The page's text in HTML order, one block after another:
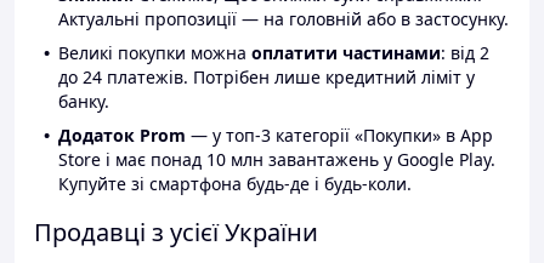
Актуальні пропозиції — на головній або в застосунку.
Великі покупки можна оплатити частинами: від 2
до 24 платежів. Потрібен лише кредитний ліміт у
банку.
Додаток Prom — у топ-3 категорії «Покупки» в App
Store і має понад 10 млн завантажень у Google Play.
Купуйте зі смартфона будь-де і будь-коли.
Продавці з усієї України